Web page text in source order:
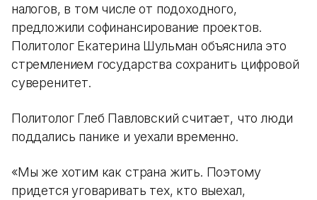
налогов, в том числе от подоходного,
предложили софинансирование проектов.
Политолог Екатерина Шульман объяснила это
стремлением государства сохранить цифровой
суверенитет.
Политолог Глеб Павловский считает, что люди
поддались панике и уехали временно.
«Мы же хотим как страна жить. Поэтому
придется уговаривать тех, кто выехал,